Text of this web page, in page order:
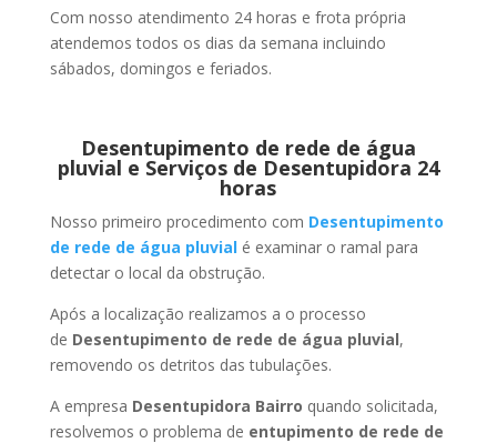
Com nosso atendimento 24 horas e frota própria
atendemos todos os dias da semana incluindo
sábados, domingos e feriados.
Desentupimento de rede de água
pluvial e Serviços de Desentupidora 24
horas
Nosso primeiro procedimento com Desentupimento
de rede de água pluvialé examinar o ramal para
detectar o local da obstrução.
Após a localização realizamos a o processo
de Desentupimento de rede de água pluvial,
removendo os detritos das tubulações.
A empresa Desentupidora Bairro quando solicitada,
resolvemos o problema de entupimento de rede de